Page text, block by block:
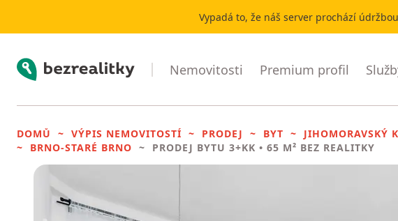
Vypadá to, že náš server prochází
Bezrealitky Nemovitosti Premium profil
DOMŮ VÝPIS NEMOVITOSTÍ PRODEJ BYT JIHOMORAVSKÝ
BRNO-STARÉ BRNO
PRODEJ BYTU 3+KK • 65 M² BEZ REALITKY